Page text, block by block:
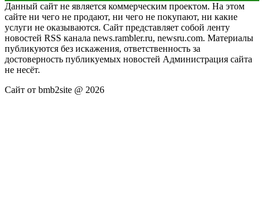
Данный сайт не является коммерческим проектом. На этом
сайте ни чего не продают, ни чего не покупают, ни какие
услуги не оказываются. Сайт представляет собой ленту
новостей RSS канала news.rambler.ru, newsru.com. Материалы
публикуются без искажения, ответственность за
достоверность публикуемых новостей Администрация сайта
не несёт.
Сайт от bmb2site @ 2026